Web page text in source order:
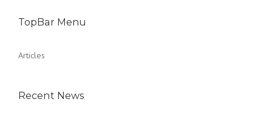
TopBar Menu
Articles
Recent News